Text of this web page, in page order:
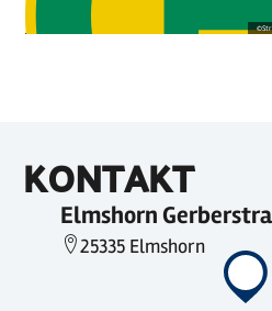
©
KONTAKT
Elmshorn
25335 Elmshorn